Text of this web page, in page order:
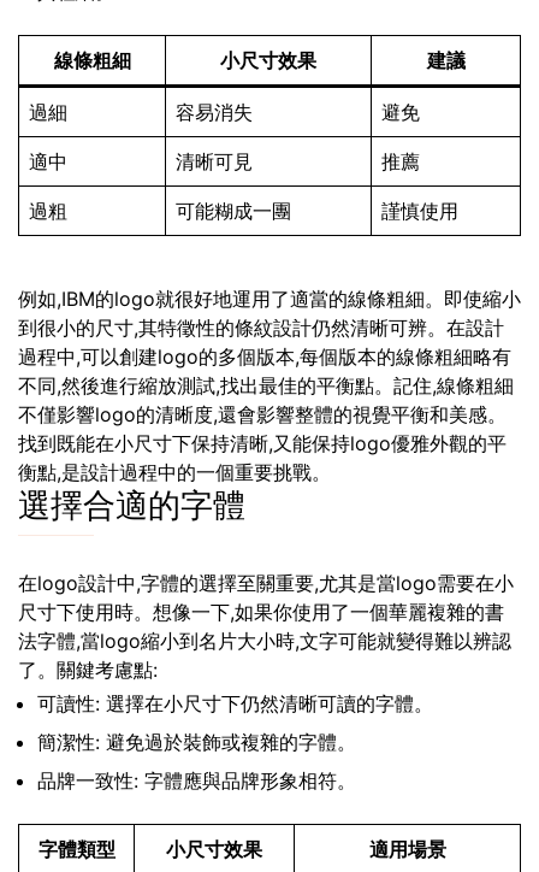
線條粗細 小尺寸效果 建議
過細 容易消失 避免
適中 清晰可見 推薦
過粗 可能糊成一團 謹慎使用
例如,IBM的logo就很好地運用了適當的線條粗細。即使縮小
到很小的尺寸,其特徵性的條紋設計仍然清晰可辨。在設計
過程中,可以創建logo的多個版本,每個版本的線條粗細略有
不同,然後進行縮放測試,找出最佳的平衡點。記住,線條粗細
不僅影響logo的清晰度,還會影響整體的視覺平衡和美感。
找到既能在小尺寸下保持清晰,又能保持logo優雅外觀的平
衡點,是設計過程中的一個重要挑戰。
選擇合適的字體
在logo設計中,字體的選擇至關重要,尤其是當logo需要在小
尺寸下使用時。想像一下,如果你使用了一個華麗複雜的書
法字體,當logo縮小到名片大小時,文字可能就變得難以辨認
了。關鍵考慮點:
可讀性: 選擇在小尺寸下仍然清晰可讀的字體。
簡潔性: 避免過於裝飾或複雜的字體。
品牌一致性: 字體應與品牌形象相符。
字體類型 小尺寸效果 適用場景